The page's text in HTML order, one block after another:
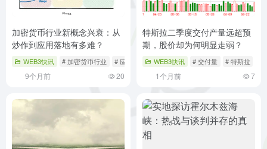
加密货币行业新概念兴衰：从
炒作到应用落地有多难？
WEB3快讯 # 加密货币行业 # 应用落地 # 新概念兴衰
9个月前 20
特斯拉二季度交付产量远超预
期，股价却为何明显走弱？
WEB3快讯 # 交付量 # 特斯拉
1个月前 7